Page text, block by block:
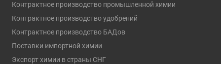
Контрактное производство промышленной химии
Контрактное производство удобрений
Контрактное производство БАДов
Поставки импортной химии
Экспорт химии в страны СНГ